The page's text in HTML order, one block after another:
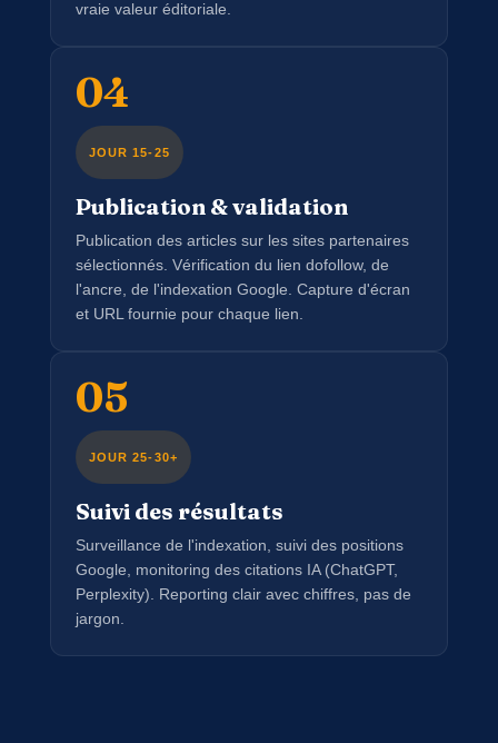
vraie valeur éditoriale.
04
JOUR 15-25
Publication & validation
Publication des articles sur les sites partenaires
sélectionnés. Vérification du lien dofollow, de
l'ancre, de l'indexation Google. Capture d'écran
et URL fournie pour chaque lien.
05
JOUR 25-30+
Suivi des résultats
Surveillance de l'indexation, suivi des positions
Google, monitoring des citations IA (ChatGPT,
Perplexity). Reporting clair avec chiffres, pas de
jargon.